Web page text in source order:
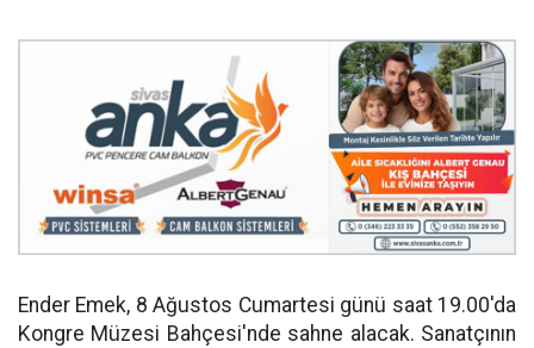
Ender Emek, 8 Ağustos Cumartesi günü saat 19.00'da
Kongre Müzesi Bahçesi'nde sahne alacak. Sanatçının